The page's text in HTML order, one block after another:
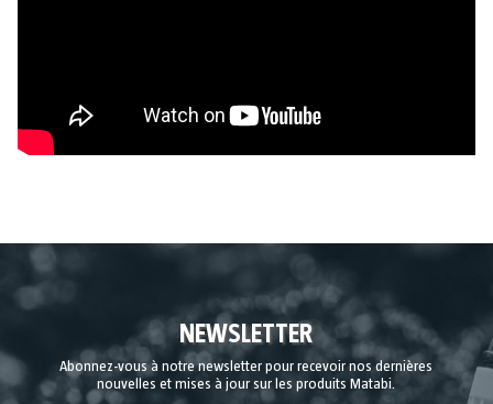
NEWSLETTER
Abonnez-vous à notre newsletter pour recevoir nos dernières
nouvelles et mises à jour sur les produits Matabi.